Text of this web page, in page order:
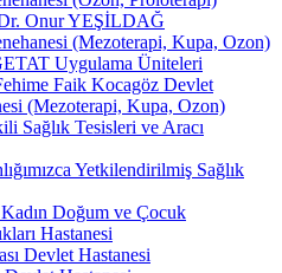
Onur YEŞİLDAĞ
(Mezoterapi, Kupa, Ozon)
Uygulama Üniteleri
Faik Kocagöz Devlet
(Mezoterapi, Kupa, Ozon)
Sağlık Tesisleri ve Aracı
Yetkilendirilmiş Sağlık
Doğum ve Çocuk
Hastanesi
Devlet Hastanesi